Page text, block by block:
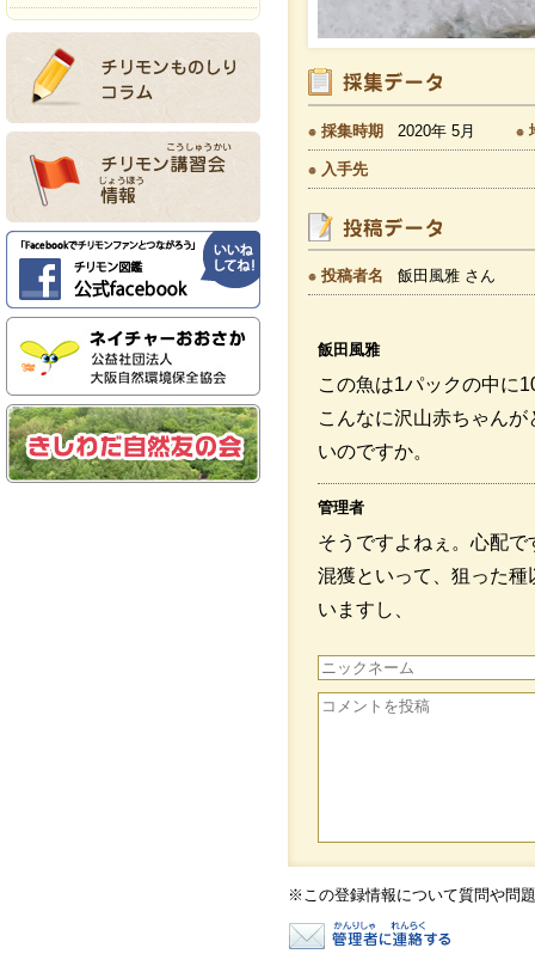
採集時期 2020年 5月
入手先
投稿者名 飯田風雅 さん
飯田風雅
この魚は1パックの中に
こんなに沢山赤ちゃん
いのですか。
管理者
そうですよねぇ。心配で
混獲といって、狙った
いますし、
す。
経済的にも、稚魚の内に
既に、それで生計を立
※この登録情報について質問や問